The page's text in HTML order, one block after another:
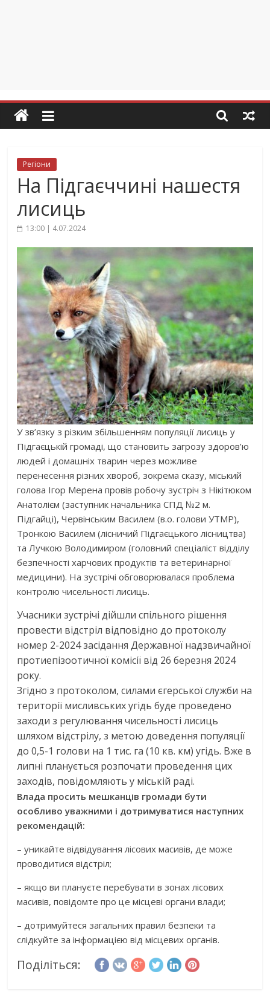
Регіони
На Підгаєччині нашестя
лисиць
13:00 | 4.07.2024
У зв’язку з різким збільшенням популяції лисиць у
Підгаєцькій громаді, що становить загрозу здоров’ю
людей і домашніх тварин через можливе
перенесення різних хвороб, зокрема сказу, міський
голова Ігор Мерена провів робочу зустріч з Нікітюком
Анатолієм (заступник начальника СПД №2 м.
Підгайці), Червінським Василем (в.о. голови УТМР),
Тронкою Василем (лісничий Підгаєцького лісництва)
та Лучкою Володимиром (головний спеціаліст відділу
безпечності харчових продуктів та ветеринарної
медицини). На зустрічі обговорювалася проблема
контролю чисельності лисиць.
Учасники зустрічі дійшли спільного рішення
провести відстріл відповідно до протоколу
номер 2-2024 засідання Державної надзвичайної
протиепізоотичної комісії від 26 березня 2024
року.
Згідно з протоколом, силами єгерської служби на
території мисливських угідь буде проведено
заходи з регулювання чисельності лисиць
шляхом відстрілу, з метою доведення популяції
до 0,5-1 голови на 1 тис. га (10 кв. км) угідь. Вже в
липні планується розпочати проведення цих
заходів, повідомляють у міській раді.
Влада просить мешканців громади бути
особливо уважними і дотримуватися наступних
рекомендацій:
– уникайте відвідування лісових масивів, де може
проводитися відстріл;
– якщо ви плануєте перебувати в зонах лісових
масивів, повідомте про це місцеві органи влади;
– дотримуйтеся загальних правил безпеки та
слідкуйте за інформацією від місцевих органів.
Поділіться: